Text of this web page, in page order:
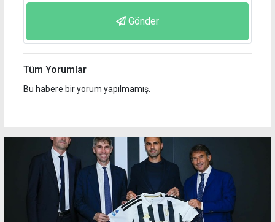
Gönder
Tüm Yorumlar
Bu habere bir yorum yapılmamış.